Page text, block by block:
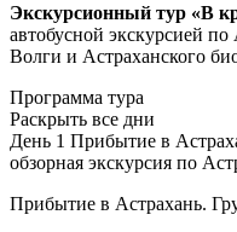
Экскурсионный тур «В
автобусной экскурсией
Волги и Астраханского
Программа тура
Раскрыть все дни
День 1 Прибытие в
обзорная экскурсия по
Прибытие в Астрахань.